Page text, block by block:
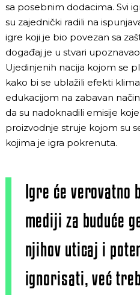
sa posebnim dodacima. Svi
su zajednički radili na
igre koji je bio povezan sa
događaj je u stvari
Ujedinjenih nacija kojom se
kako bi se ublažili efekti
edukacijom na zabavan
da su nadoknadili emisije
proizvodnje struje kojom su
kojima je igra pokrenuta.
Igre će verovatno
mediji za buduće
njihov uticaj i
ignorisati, već